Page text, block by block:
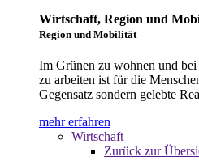
Wirtschaft, Region und
Region und Mobilität
Im Grünen zu wohnen und
zu arbeiten ist für die
Gegensatz sondern gelebte
mehr erfahren
Wirtschaft
Zurück zur